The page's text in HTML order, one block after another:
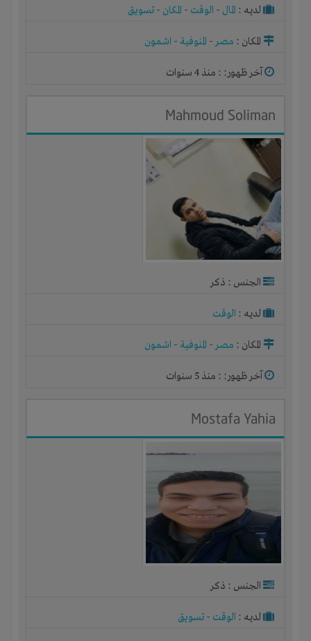
لديـه : المال - الوقت - المكان - تسويق
المكان : مصر- المنوفية - اشمون
آخر ظهور: : منذ 4 سنوات
Mahmoud Soliman
الجنس : ذكر
لديـه : الوقت
المكان : مصر- المنوفية - اشمون
آخر ظهور: : منذ 5 سنوات
Mostafa Yahia
الجنس : ذكر
لديـه : الوقت - تسويق